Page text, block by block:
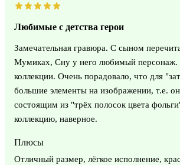
Любимые с детства герои
Замечательная гравюра. С сыном
Мумиках, Сну у него любимый персонаж.
коллекции. Очень порадовало, что для
большие элементы на изображении, т.е.
состоящим из "трёх полосок цвета
коллекцию, наверное.
Плюсы
Отличный размер, лёгкое исполнение,